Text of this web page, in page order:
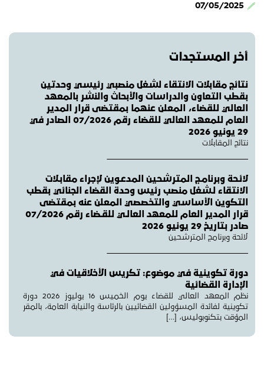
07/05/2025
أخر المستجدات
نتائج مقابلات الانتقاء لشغل منصبي رئيسي وحدتين
بقطب التعاون والدراسات والأبحاث والنشر بالمعهد
العالي للقضاء، المعلن عنهما بمقتضى قرار المدير
العام للمعهد العالي للقضاء رقم 07/2026 الصادر في
29 يونيو 2026
نتائج المقابلات
لائـحة وبرنامـج المترشحين المدعـوين لإجراء مقابـلات
الانتقاء لـشغل منصب رئيس وحدة القضاء الجنائي بقطب
التكوين الأساسي والتخصصي المعلن عنه بمقتضى
قرار المدير العام للمعهد العالـي للقـضاء رقم 07/2026
صادر بتاريخ 29 يونيو 2026
لائحة وبرنامج المترشحين
دورة تكوينية في موضوع: تكريس الأخلاقيات في
الإدارة القضائية
نظم المعهد العالي للقضاء يوم الخميس 16 يوليوز 2026 دورة
تكوينية لفائدة المسؤولين القضائيين بالرئاسة والنيابة العامة، بالمقر
المؤقت بتكنوبوليس، […]